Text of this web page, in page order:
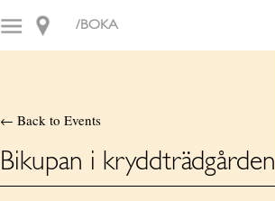
/BOKA
← Back to Events
Bikupan i kryddträdgården